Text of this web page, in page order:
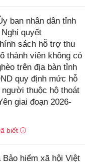
ban nhân dân tỉnh
quyết
sách hỗ trợ thu
thành viên không có
trên địa bàn tỉnh
quy định mức hỗ
thuộc hộ thoát
giai đoạn 2026-
biết
hiểm xã hội Việt